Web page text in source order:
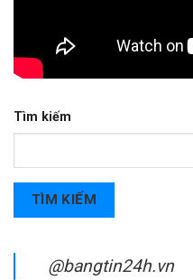
Tìm kiếm
TÌM KIẾM
@bangtin24h.vn